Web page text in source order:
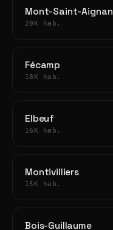
Mont-Saint-Aignan
20K hab.
Fécamp
18K hab.
Elbeuf
16K hab.
Montivilliers
15K hab.
Bois-Guillaume